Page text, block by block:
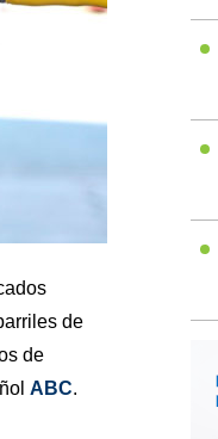
de
de
ABC.